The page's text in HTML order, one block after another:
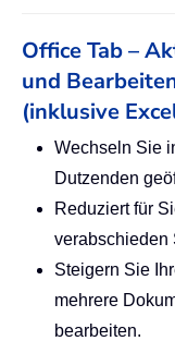
Office Tab –
und
(inklusive
Wechseln Sie
Dutzenden
Reduziert für
verabschieden
Steigern Sie
mehrere
bearbeiten.